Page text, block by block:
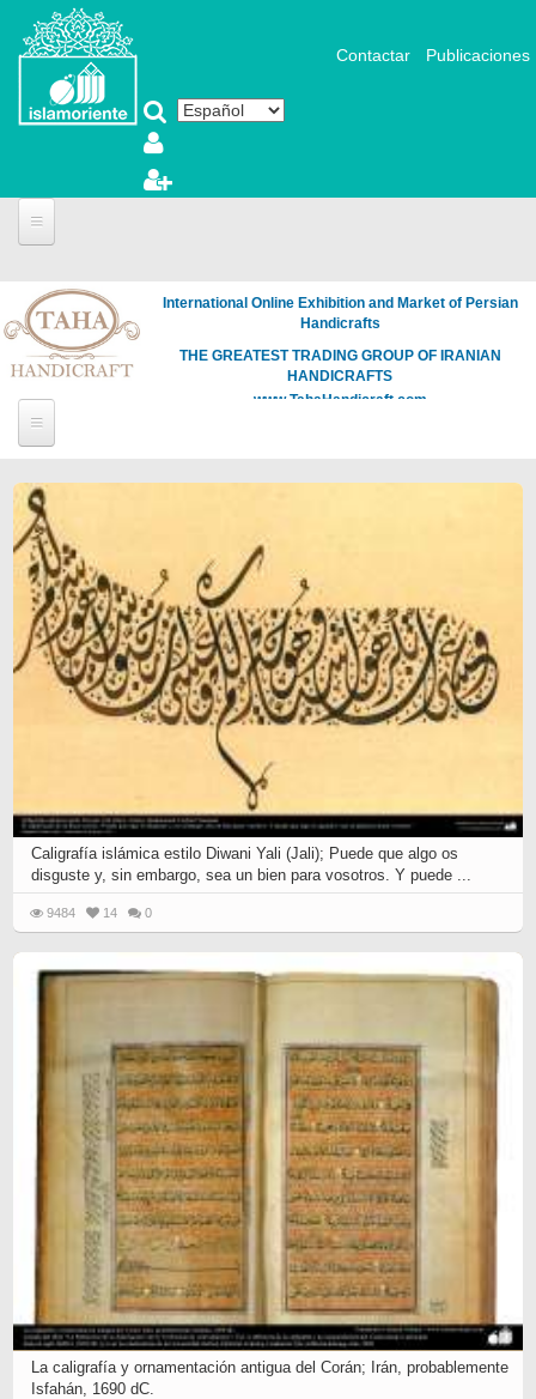
Pasar al contenido principal
Contactar Publicaciones
International Online Exhibition and Market of Persian
Handicrafts
THE GREATEST TRADING GROUP OF IRANIAN
HANDICRAFTS
www.TahaHandicraft.com
Caligrafía islámica estilo Diwani Yali (Jali); Puede que algo os
disguste y, sin embargo, sea un bien para vosotros. Y puede ...
9484 14 0
La caligrafía y ornamentación antigua del Corán; Irán, probablemente
Isfahán, 1690 dC.
Páginas
Loading
the
next
set
posts...